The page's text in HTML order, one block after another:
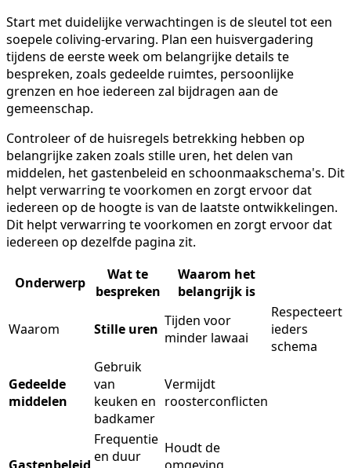
Start met duidelijke verwachtingen is de sleutel tot een
soepele coliving-ervaring. Plan een huisvergadering
tijdens de eerste week om belangrijke details te
bespreken, zoals gedeelde ruimtes, persoonlijke
grenzen en hoe iedereen zal bijdragen aan de
gemeenschap.
Controleer of de huisregels betrekking hebben op
belangrijke zaken zoals stille uren, het delen van
middelen, het gastenbeleid en schoonmaakschema's. Dit
helpt verwarring te voorkomen en zorgt ervoor dat
iedereen op de hoogte is van de laatste ontwikkelingen.
Dit helpt verwarring te voorkomen en zorgt ervoor dat
iedereen op dezelfde pagina zit.
Onderwerp
Wat te
bespreken
Waarom het
belangrijk is
Waarom Stille uren Tijden voor
minder lawaai
Respecteert
ieders
schema
Gedeelde
middelen
Gebruik
van
keuken en
badkamer
Vermijdt
roosterconflicten
Frequentie
en duur
Houdt de